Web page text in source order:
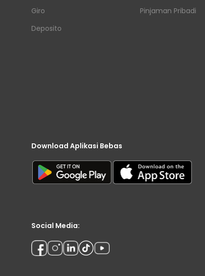
Giro
Deposito
Pinjaman Pribadi
Download Aplikasi Bebas
Social Media: